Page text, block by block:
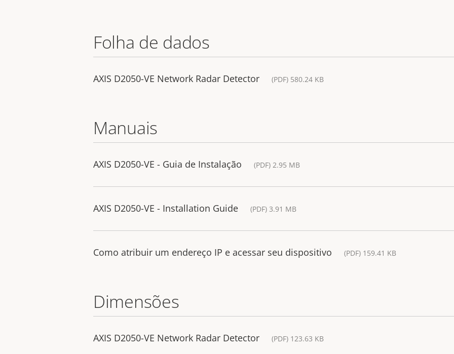
Folha de dados
AXIS D2050-VE Network Radar Detector (PDF) 580.24 KB
Manuais
AXIS D2050-VE - Guia de Instalação (PDF) 2.95 MB
AXIS D2050-VE - Installation Guide (PDF) 3.91 MB
Como atribuir um endereço IP e acessar seu dispositivo (PDF) 159.41 KB
Dimensões
AXIS D2050-VE Network Radar Detector (PDF) 123.63 KB